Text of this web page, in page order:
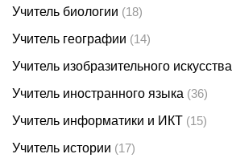
Учитель биологии (18)
Учитель географии (14)
Учитель изобразительного искусства
Учитель иностранного языка (36)
Учитель информатики и ИКТ (15)
Учитель истории (17)